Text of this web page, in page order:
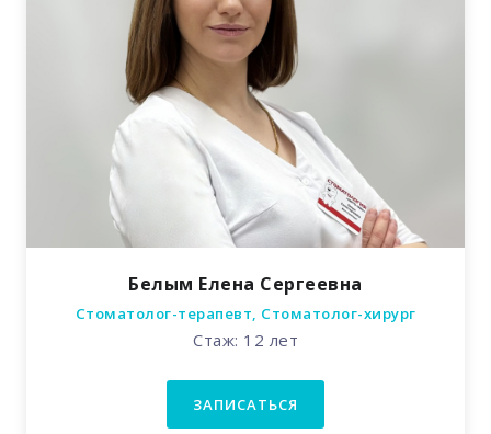
Белым Елена Сергеевна
Стоматолог-терапевт, Стоматолог-хирург
Стаж: 12 лет
ЗАПИСАТЬСЯ